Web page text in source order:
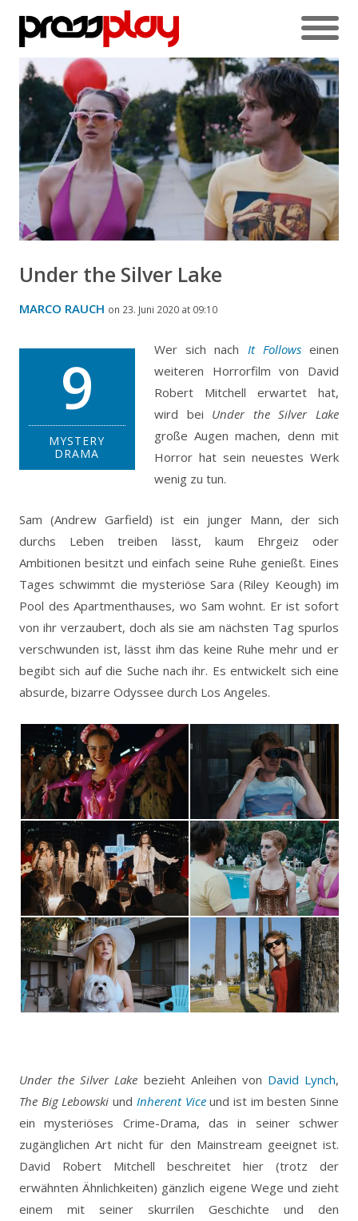
Under the Silver Lake
MARCO RAUCH on 23. Juni 2020 at 09:10
9
MYSTERY
DRAMA
Wer sich nach It Followseinen
weiteren Horrorfilm von David
Robert Mitchell erwartet hat,
wird bei Under the Silver Lake
große Augen machen, denn mit
Horror hat sein neuestes Werk
wenig zu tun.
Sam (Andrew Garfield) ist ein junger Mann, der sich
durchs Leben treiben lässt, kaum Ehrgeiz oder
Ambitionen besitzt und einfach seine Ruhe genießt. Eines
Tages schwimmt die mysteriöse Sara (Riley Keough) im
Pool des Apartmenthauses, wo Sam wohnt. Er ist sofort
von ihr verzaubert, doch als sie am nächsten Tag spurlos
verschwunden ist, lässt ihm das keine Ruhe mehr und er
begibt sich auf die Suche nach ihr. Es entwickelt sich eine
absurde, bizarre Odyssee durch Los Angeles.
Under the Silver Lake bezieht Anleihen von David Lynch,
The Big Lebowski und Inherent Viceund ist im besten Sinne
ein mysteriöses Crime-Drama, das in seiner schwer
zugänglichen Art nicht für den Mainstream geeignet ist.
David Robert Mitchell beschreitet hier (trotz der
erwähnten Ähnlichkeiten) gänzlich eigene Wege und zieht
einem mit seiner skurrilen Geschichte und den